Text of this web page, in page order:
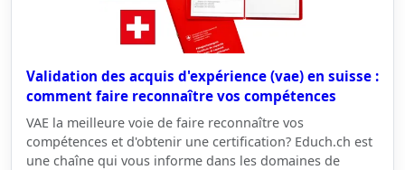
Validation des acquis d'expérience (vae) en suisse :
comment faire reconnaître vos compétences
VAE la meilleure voie de faire reconnaître vos
compétences et d'obtenir une certification? Educh.ch est
une chaîne qui vous informe dans les domaines de